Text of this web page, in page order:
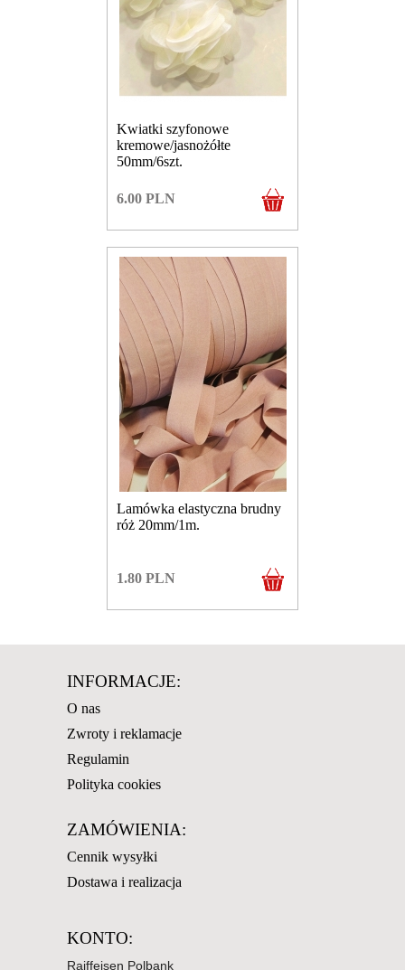
Kwiatki szyfonowe
kremowe/jasnożółte
50mm/6szt.
6.00 PLN
Lamówka elastyczna brudny
róż 20mm/1m.
1.80 PLN
INFORMACJE:
O nas
Zwroty i reklamacje
Regulamin
Polityka cookies
ZAMÓWIENIA:
Cennik wysyłki
Dostawa i realizacja
KONTO:
Raiffeisen Polbank